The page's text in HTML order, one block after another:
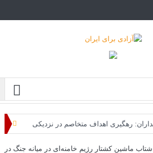
رهگیری اهداف متخاصم در نزدیکی
شتاب ماشین کشتار رژیم خامنه‌ای در میانه‌ جنگ در